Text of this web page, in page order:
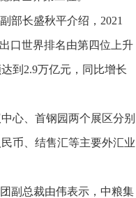
部长盛秋平介绍，2021
口世界排名由第四位上升
到2.9万亿元，同比增长
心、首钢园两个展区分别
币、结售汇等主要外汇业
副总裁由伟表示，中粮集